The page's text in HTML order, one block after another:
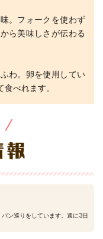
。フォークを使わず
ら美味しさが伝わる
わ。卵を使用してい
べれます。
ン巡りをしています。週に3日